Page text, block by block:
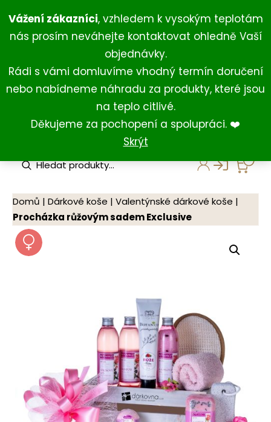
Vážení zákazníci, vzhledem k vysokým teplotám
nás prosím neváhejte kontaktovat ohledně Vaší
objednávky.
Rádi s vámi domluvíme vhodný termín doručení
nebo nabídneme náhradu za produkty, které jsou
na teplo citlivé.
Děkujeme za pochopení a spolupráci. ❤️
Skrýt
na
obsah
+420 734 429 111 (Po-Ne 8:00-18:00)
+420 731 127 211 (For English)
u
c
t
s
s
e
Domů | Dárkové koše | Valentýnské dárkové koše |
Procházka růžovým sadem Exclusive